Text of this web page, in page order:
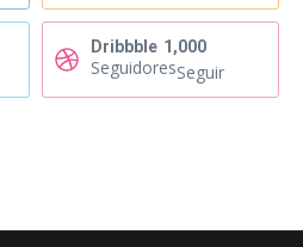
Dribbble 1,000
SeguidoresSeguir